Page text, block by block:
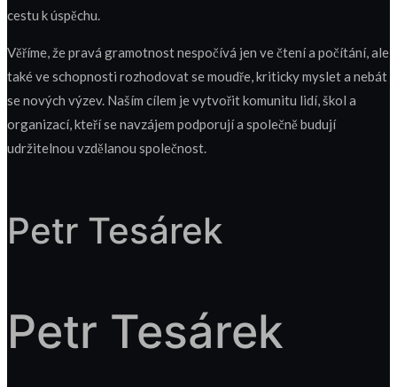
cestu k úspěchu.
Věříme, že pravá gramotnost nespočívá jen ve čtení a počítání, ale
také ve schopnosti rozhodovat se moudře, kriticky myslet a nebát
se nových výzev. Naším cílem je vytvořit komunitu lidí, škol a
organizací, kteří se navzájem podporují a společně budují
udržitelnou vzdělanou společnost.
Petr Tesárek
Petr Tesárek